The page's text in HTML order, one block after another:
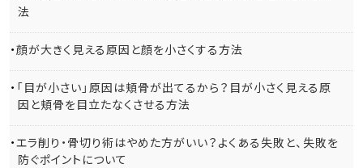
法
顔が大きく見える原因と顔を小さくする方法
「目が小さい」原因は頬骨が出てるから？目が小さく見える原
因と頬骨を目立たなくさせる方法
エラ削り・骨切り術はやめた方がいい？よくある失敗と、失敗を
防ぐポイントについて